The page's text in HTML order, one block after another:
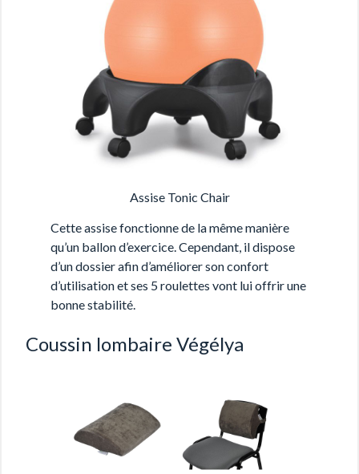
Assise Tonic Chair
Cette assise fonctionne de la même manière
qu’un ballon d’exercice. Cependant, il dispose
d’un dossier afin d’améliorer son confort
d’utilisation et ses 5 roulettes vont lui offrir une
bonne stabilité.
Coussin lombaire Végélya